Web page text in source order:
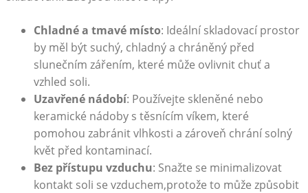
Chladné a tmavé místo: Ideální ⁣skladovací prostor
by měl být suchý, chladný⁣ a chráněný‌ před
slunečním zářením, které může ovlivnit chuť a
vzhled soli.
Uzavřené nádobí: Používejte skleněné ⁢nebo
keramické nádoby s těsnícím víkem, které​
pomohou zabránit vlhkosti a‍ zároveň chrání solný
květ před kontaminací.
Bez přístupu vzduchu: Snažte se minimalizovat
kontakt soli se vzduchem,protože to může způsobit